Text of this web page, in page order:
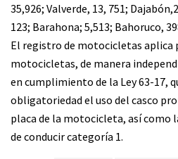
35,926; Valverde, 13, 751;
123; Barahona; 5,513; Bahoruco,
El registro de motocicletas aplica
motocicletas, de manera
en cumplimiento de la Ley 63-17,
obligatoriedad el uso del casco
placa de la motocicleta, así como
de conducir categoría 1.